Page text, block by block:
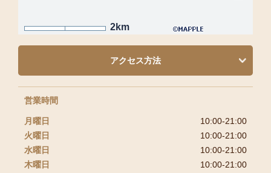
2km
営業時間
月曜日
10:00-21:00
火曜日
10:00-21:00
水曜日
10:00-21:00
木曜日
10:00-21:00
アクセス方法